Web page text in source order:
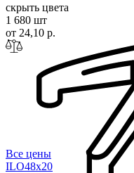
скрыть цвета
1 680 шт
от 24,10 р.
Все цены
ILO48x20